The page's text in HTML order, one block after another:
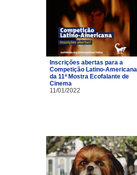
Inscrições abertas para a
Competição Latino-Americana
da 11ª Mostra Ecofalante de
Cinema
11/01/2022